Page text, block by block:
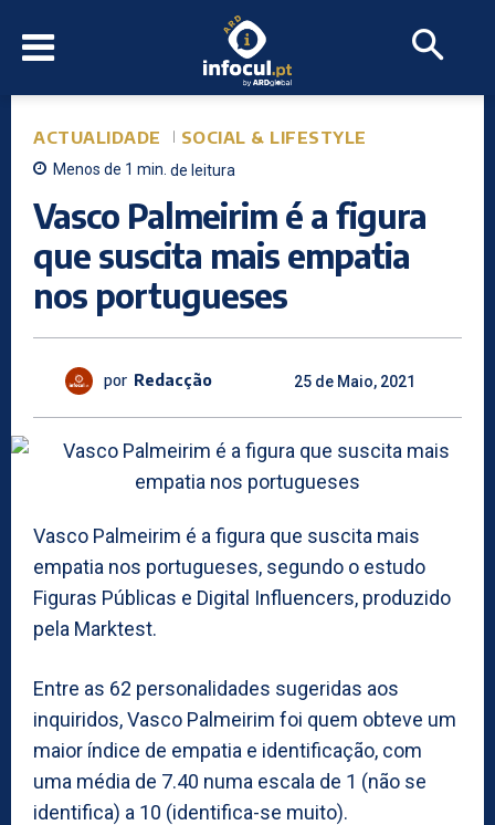
ACTUALIDADE SOCIAL & LIFESTYLE
Menos de 1 min. de leitura
Vasco Palmeirim é a figura
que suscita mais empatia
nos portugueses
por Redacção 25 de Maio, 2021
Vasco Palmeirim é a figura que suscita mais
empatia nos portugueses, segundo o estudo
Figuras Públicas e Digital Influencers, produzido
pela Marktest.
Entre as 62 personalidades sugeridas aos
inquiridos, Vasco Palmeirim foi quem obteve um
maior índice de empatia e identificação, com
uma média de 7.40 numa escala de 1 (não se
identifica) a 10 (identifica-se muito).